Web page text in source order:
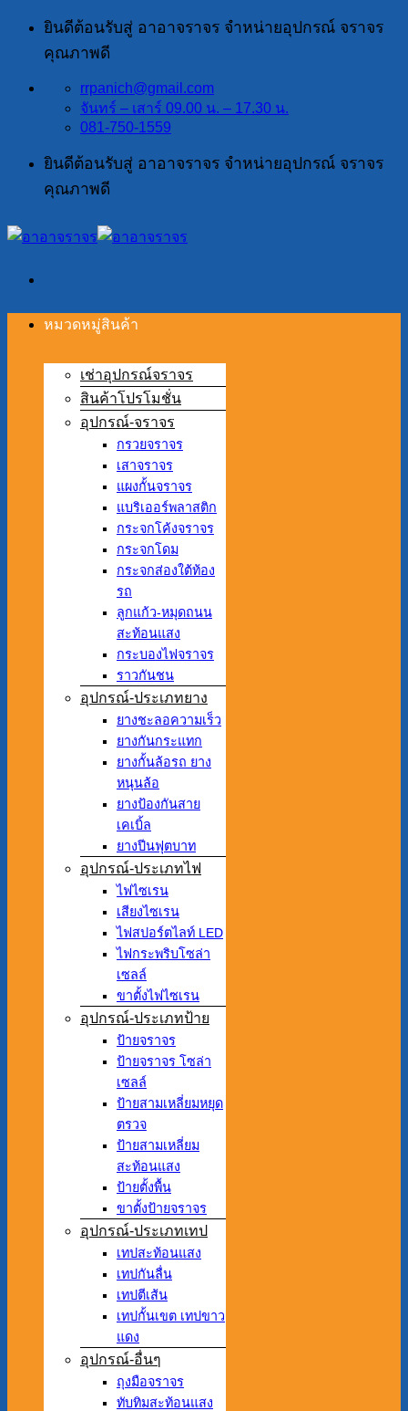
ข้าม
เนื้อหา
ยินดีต้อนรับสู่ อาอาจราจร จำหน่ายอุปกรณ์ จราจร
คุณภาพดี
rrpanich@gmail.com
จันทร์ – เสาร์ 09.00 น. – 17.30 น.
081-750-1559
ยินดีต้อนรับสู่ อาอาจราจร จำหน่ายอุปกรณ์ จราจร
คุณภาพดี
หมวดหมู่สินค้า
เช่าอุปกรณ์จราจร
สินค้าโปรโมชั่น
อุปกรณ์-จราจร
กรวยจราจร
เสาจราจร
แผงกั้นจราจร
แบริเออร์พลาสติก
กระจกโค้งจราจร
กระจกโดม
กระจกส่องใต้ท้อง
รถ
ลูกแก้ว-หมุดถนน
สะท้อนแสง
กระบองไฟจราจร
ราวกันชน
อุปกรณ์-ประเภทยาง
ยางชะลอความเร็ว
ยางกันกระแทก
ยางกั้นล้อรถ ยาง
หนุนล้อ
ยางป้องกันสาย
เคเบิ้ล
ยางปีนฟุตบาท
อุปกรณ์-ประเภทไฟ
ไฟไซเรน
เสียงไซเรน
ไฟสปอร์ตไลท์ LED
ไฟกระพริบโซล่า
เซลล์
ขาตั้งไฟไซเรน
อุปกรณ์-ประเภทป้าย
ป้ายจราจร
ป้ายจราจร โซล่า
เซลล์
ป้ายสามเหลี่ยมหยุด
ตรวจ
ป้ายสามเหลี่ยม
สะท้อนแสง
ป้ายตั้งพื้น
ขาตั้งป้ายจราจร
อุปกรณ์-ประเภทเทป
เทปสะท้อนแสง
เทปกันลื่น
เทปตีเส้น
เทปกั้นเขต เทปขาว
แดง
อุปกรณ์-อื่นๆ
ถุงมือจราจร
ทับทิมสะท้อนแสง